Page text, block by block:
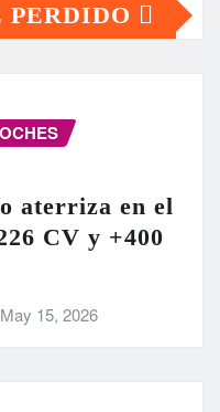
PERDIDO
aterriza en el
CV y +400
May 15, 2026